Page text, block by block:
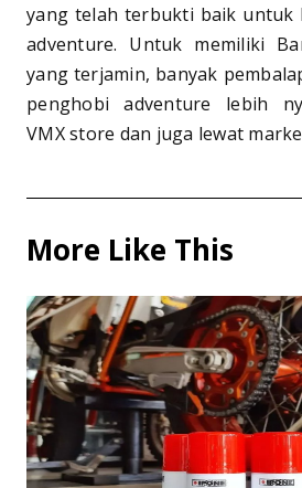
yang telah terbukti baik untuk
adventure. Untuk memiliki
yang terjamin, banyak
penghobi adventure lebih
VMX store dan juga lewat
More Like This